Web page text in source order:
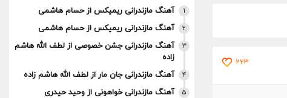
223
1 آهنگ مازندرانی ریمیکس از حسام هاشمی
2 آهنگ مازندرانی ریمیکس از حسام هاشمی
3
آهنگ مازندرانی جشن خصوصی از لطف الله هاشم
زاده
4 آهنگ مازندرانی جان مار از لطف الله هاشم زاده
5 آهنگ مازندرانی خواهونی از وحید حیدری